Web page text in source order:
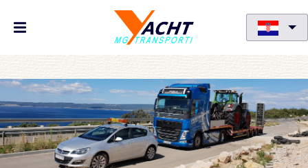
Skoči
na
glavni
sadržaj